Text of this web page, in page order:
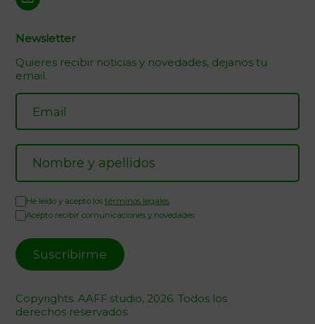
Newsletter
Quieres recibir noticias y novedades, dejanos tu
email.
He leído y acepto los términos legales
Acepto recibir comunicaciones y novedades
Copyrights. AAFF.studio, 2026. Todos los
derechos reservados.